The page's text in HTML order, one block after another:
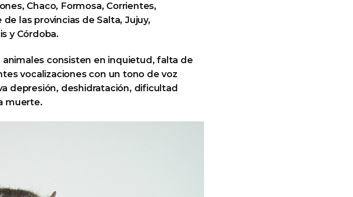
Chaco, Formosa, Corrientes,
las provincias de Salta, Jujuy,
y Córdoba.
consisten en inquietud, falta de
vocalizaciones con un tono de voz
depresión, deshidratación, dificultad
muerte.